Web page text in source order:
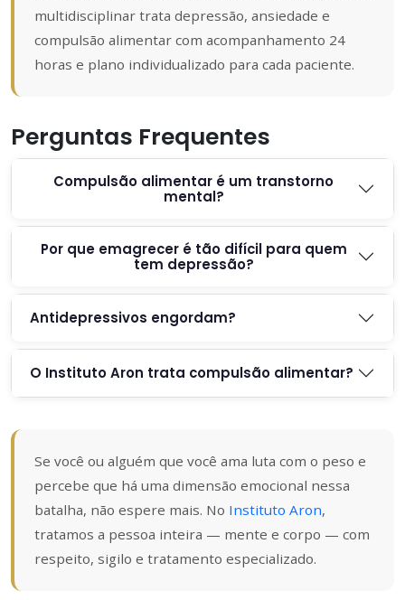
multidisciplinar trata depressão, ansiedade e
compulsão alimentar com acompanhamento 24
horas e plano individualizado para cada paciente.
Perguntas Frequentes
Compulsão alimentar é um transtorno
mental?
Por que emagrecer é tão difícil para quem
tem depressão?
Antidepressivos engordam?
O Instituto Aron trata compulsão alimentar?
Se você ou alguém que você ama luta com o peso e
percebe que há uma dimensão emocional nessa
batalha, não espere mais. No Instituto Aron,
tratamos a pessoa inteira — mente e corpo — com
respeito, sigilo e tratamento especializado.